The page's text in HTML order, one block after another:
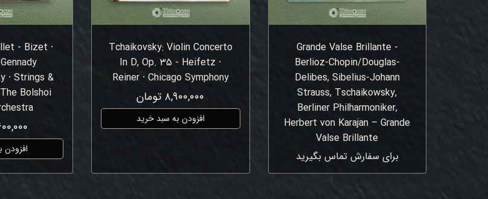
Grande Valse Brillante -
Berlioz-Chopin/Douglas-
Delibes, Sibelius-Johann
Strauss, Tschaikowsky,
Berliner Philharmoniker,
Herbert von Karajan – Grande
Valse Brillante
برای سفارش تماس بگیرید
Tchaikovsky: Violin Concerto
In D, Op. 35 - Heifetz ⸱
Reiner ⸱ Chicago Symphony
۸,۹۰۰,۰۰۰ تومان
- Bizet ⸱
⸱ Strings &
Bolshoi
۳,۶۰۰,۰۰۰